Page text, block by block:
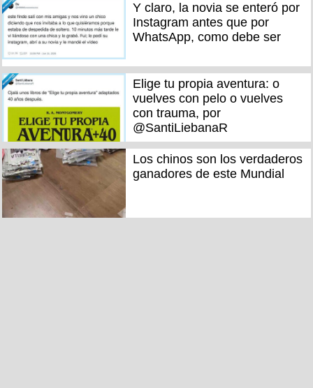
Y claro, la novia se enteró por
Instagram antes que por
WhatsApp, como debe ser
Elige tu propia aventura: o
vuelves con pelo o vuelves
con trauma, por
@SantiLiebanaR
Los chinos son los verdaderos
ganadores de este Mundial